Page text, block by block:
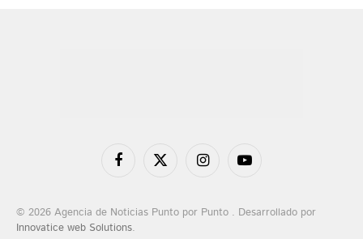
FacebookX
InstagramYouTube
© 2026 Agencia de Noticias Punto por Punto . Desarrollado por
Innovatice web Solutions.